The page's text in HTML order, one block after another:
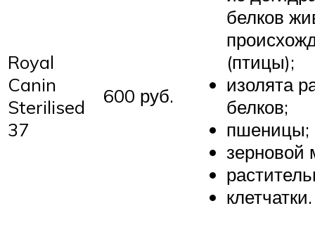
Royal
Canin
Sterilised
37
600 руб.
белков
(птицы);
изолята
белков;
пшеницы;
зерновой
клетчатки.